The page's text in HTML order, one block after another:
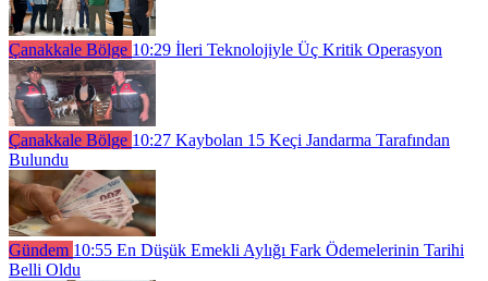
Çanakkale Bölge 10:29 İleri Teknolojiyle Üç Kritik Operasyon
Çanakkale Bölge 10:27 Kaybolan 15 Keçi Jandarma Tarafından
Bulundu
Gündem 10:55 En Düşük Emekli Aylığı Fark Ödemelerinin Tarihi
Belli Oldu